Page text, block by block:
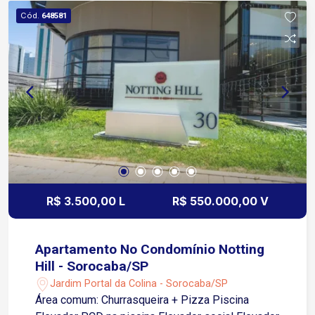
Esplanada Infraestrutura do condomínio Portaria
e segurança 24 horas Piscinas Academia Salão
de festas Quadras esportivas Quadras de tênis
Playground
Cód. 648581
R$ 3.500,00 L R$ 550.000,00 V
Apartamento No Condomínio Notting
Hill - Sorocaba/SP
Jardim Portal da Colina - Sorocaba/SP
Área comum: Churrasqueira + Pizza Piscina